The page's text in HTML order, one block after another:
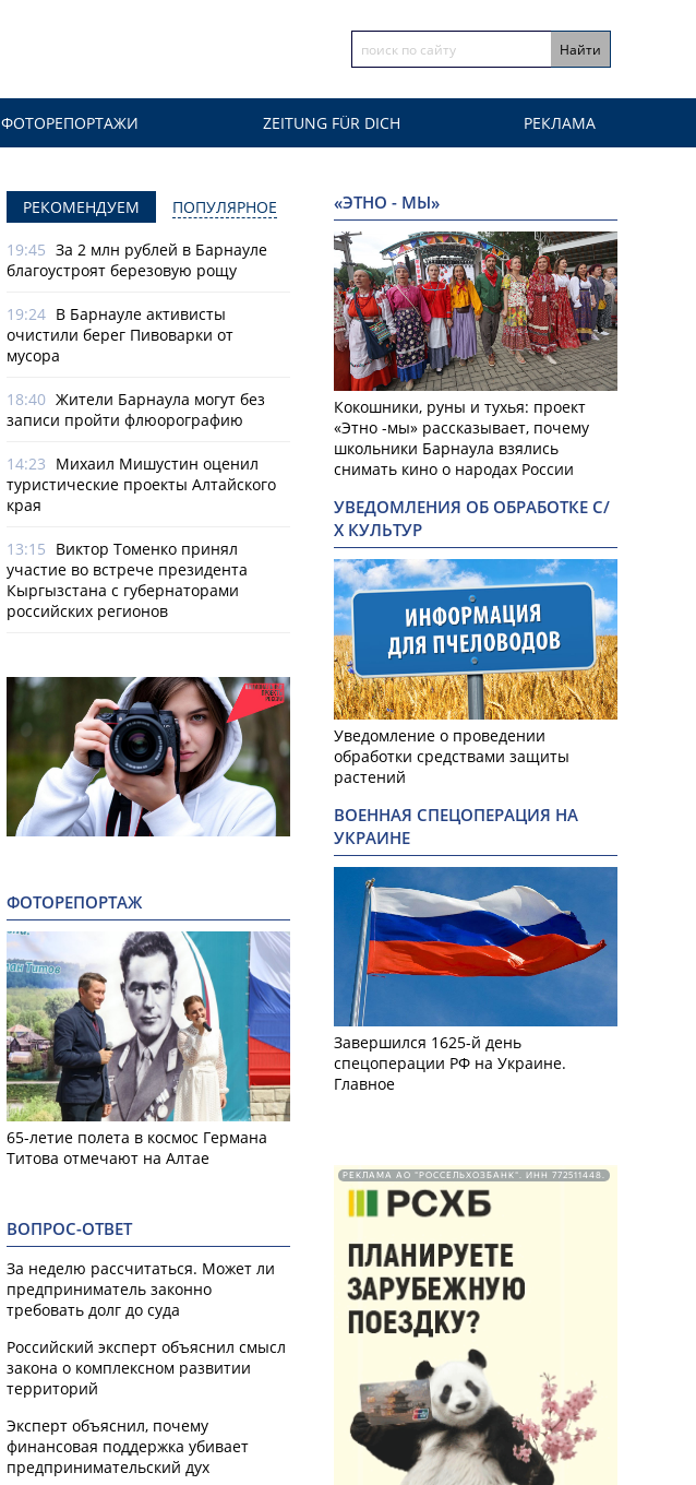
ФОТОРЕПОРТАЖИ ZEITUNG FÜR DICH РЕКЛАМА
РЕКОМЕНДУЕМ ПОПУЛЯРНОЕ
19:45 За 2 млн рублей в Барнауле
благоустроят березовую рощу
19:24 В Барнауле активисты
очистили берег Пивоварки от
мусора
18:40 Жители Барнаула могут без
записи пройти флюорографию
14:23 Михаил Мишустин оценил
туристические проекты Алтайского
края
13:15 Виктор Томенко принял
участие во встрече президента
Кыргызстана с губернаторами
российских регионов
ФОТОРЕПОРТАЖ
65-летие полета в космос Германа
Титова отмечают на Алтае
ВОПРОС-ОТВЕТ
За неделю рассчитаться. Может ли
предприниматель законно
требовать долг до суда
Российский эксперт объяснил смысл
закона о комплексном развитии
территорий
Эксперт объяснил, почему
финансовая поддержка убивает
предпринимательский дух
«ЭТНО - МЫ»
Кокошники, руны и тухья: проект
«Этно -мы» рассказывает, почему
школьники Барнаула взялись
снимать кино о народах России
УВЕДОМЛЕНИЯ ОБ ОБРАБОТКЕ С/
Х КУЛЬТУР
Уведомление о проведении
обработки средствами защиты
растений
ВОЕННАЯ СПЕЦОПЕРАЦИЯ НА
УКРАИНЕ
Завершился 1625-й день
спецоперации РФ на Украине.
Главное
РЕКЛАМА АО "РОССЕЛЬХОЗБАНК". ИНН 772511448.